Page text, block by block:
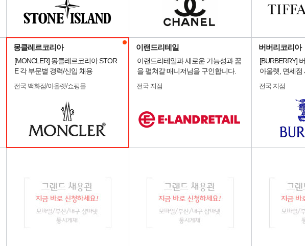
몽클레르코리아
[MONCLER] 몽클레르코리아 STOR
E 각 부문별 경력/신입 채용
전국 백화점/아울렛/쇼핑몰
이랜드리테일
이랜드리테일과 새로운 가능성과 꿈
을 펼쳐갈 매니저님을 구인합니다.
전국 지점
버버리코리아
[BURBERRY]
아울렛, 면세점
전국 지점